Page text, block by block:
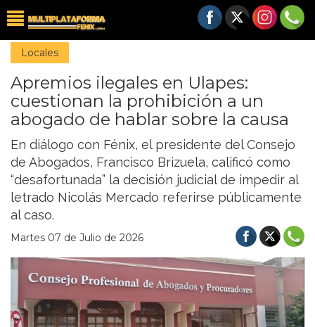
Locales
Apremios ilegales en Ulapes:
cuestionan la prohibición a un
abogado de hablar sobre la causa
En diálogo con Fénix, el presidente del Consejo
de Abogados, Francisco Brizuela, calificó como
“desafortunada” la decisión judicial de impedir al
letrado Nicolás Mercado referirse públicamente
al caso.
Martes 07 de Julio de 2026